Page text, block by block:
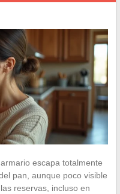
escapa totalmente
pan, aunque poco visible
reservas, incluso en